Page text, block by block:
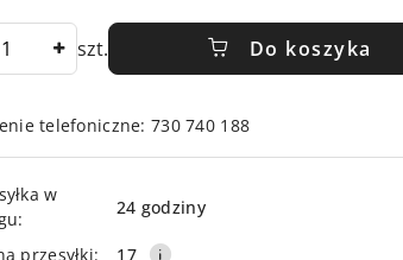
szt. Do koszyka
telefoniczne: 730 740 188
w
24 godziny
przesyłki: 17